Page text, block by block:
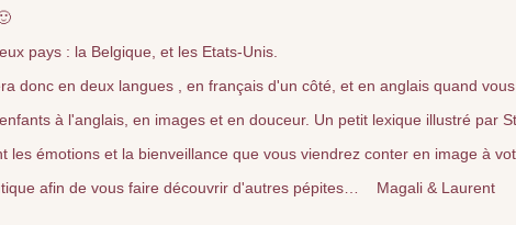
pays : la Belgique, et les Etats-Unis.
donc en deux langues , en français d'un côté, et en anglais quand
à l'anglais, en images et en douceur. Un petit lexique illustré par
les émotions et la bienveillance que vous viendrez conter en image à
afin de vous faire découvrir d'autres pépites… Magali & Laurent